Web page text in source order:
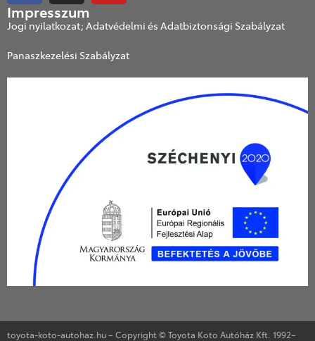
Impresszum
Jogi nyilatkozat; Adatvédelmi és Adatbiztonsági Szabályzat
Panaszkezelési Szabályzat
toyota-koto-autohaz.hu – Copyright © Toyota Koto Autóház Kft. 1992–